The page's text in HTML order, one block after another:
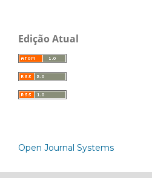
Edição Atual
Open Journal Systems